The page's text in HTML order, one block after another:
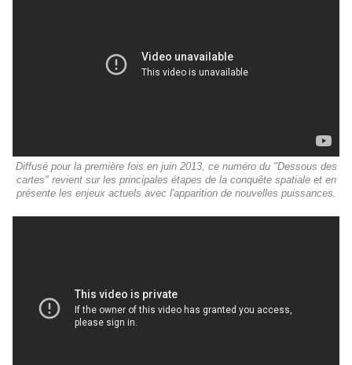
Diffusé pour la première fois en juin 2013, ce numéro du "Dessous des
cartes" revient sur les principales étapes de la conquête spatiale et en
présente les enjeux actuels avec l'apparition de nouvelles puissances.